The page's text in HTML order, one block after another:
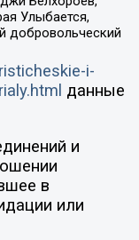
Улыбается,
добровольческий
i-
данные
и
в
или